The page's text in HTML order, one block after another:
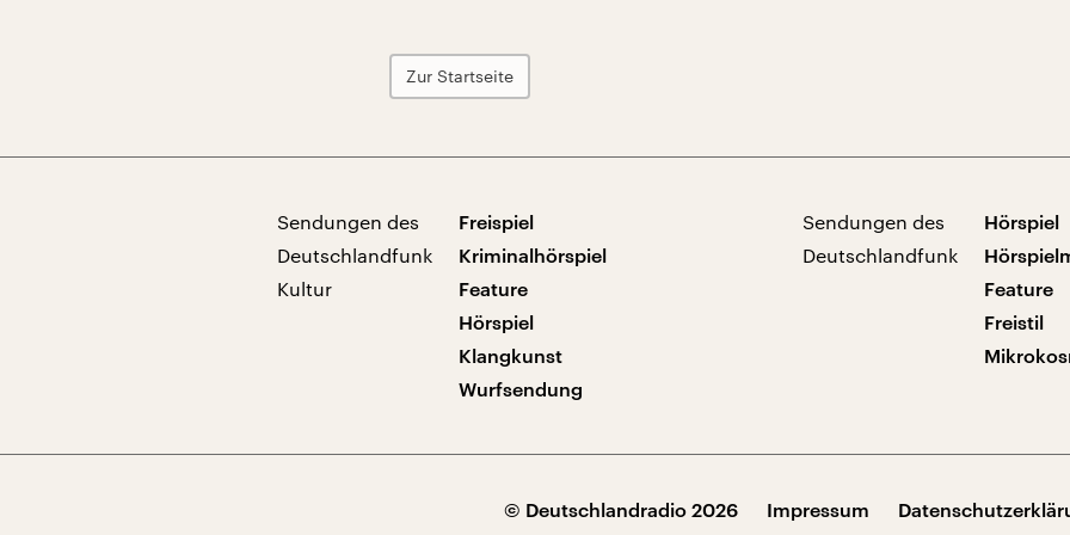
Zur Startseite
Sendungen des
Deutschlandfunk
Kultur
Freispiel
Kriminalhörspiel
Feature
Hörspiel
Klangkunst
Wurfsendung
Sendungen des
Deutschlandfunk
Hörspiel
Feature
Freistil
© Deutschlandradio 2026 Impressum